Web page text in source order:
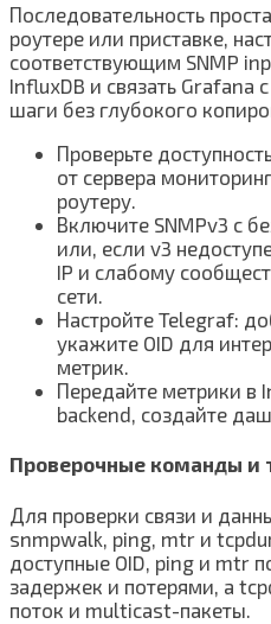
Последовательность
роутере или приставке,
соответствующим SNMP
InfluxDB и связать
шаги без глубокого
Проверьте
от сервера
роутеру.
Включите SNMPv3 с
или, если v3
IP и слабому
сети.
Настройте Telegraf:
укажите OID для
метрик.
Передайте метрики в
backend, создайте
Проверочные команды и
Для проверки связи и
snmpwalk, ping, mtr и
доступные OID, ping и mtr
задержек и потерями, а
поток и multicast-пакеты.